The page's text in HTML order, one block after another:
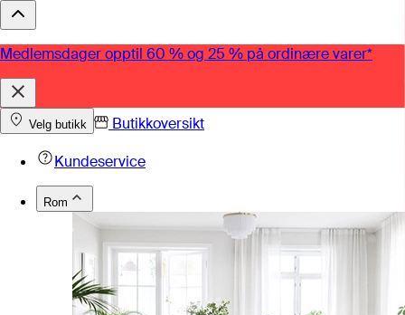
Medlemsdager opptil 60 % og 25 % på ordinære varer*
Velg butikk
Butikkoversikt
Kundeservice
Rom